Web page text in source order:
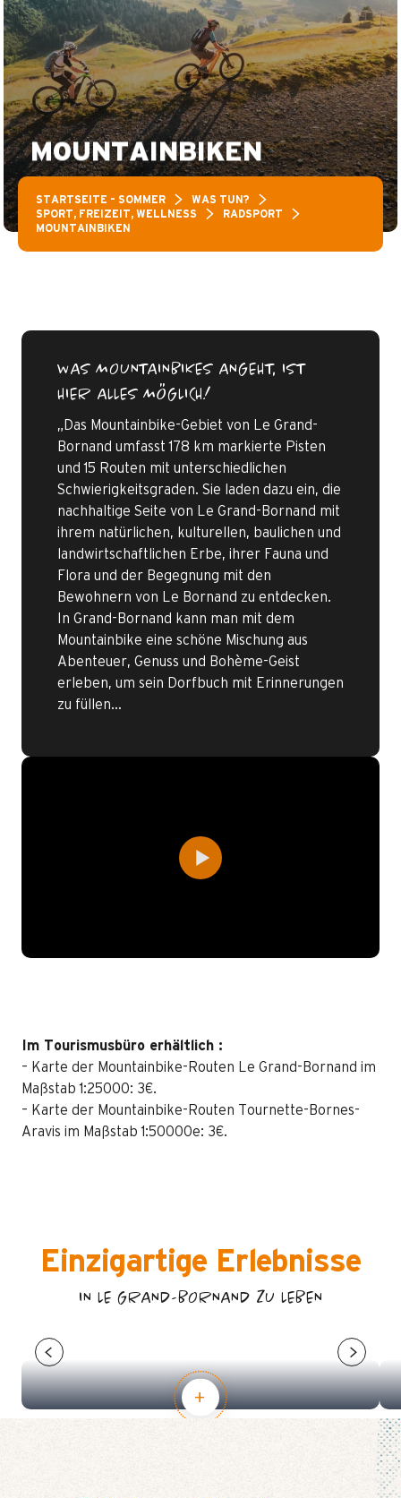
MOUNTAINBIKEN
STARTSEITE – SOMMER
WAS TUN?
SPORT, FREIZEIT, WELLNESS
RADSPORT
MOUNTAINBIKEN
WAS MOUNTAINBIKES ANGEHT, IST
HIER ALLES MÖGLICH!
„Das Mountainbike-Gebiet von Le Grand-
Bornand umfasst 178 km markierte Pisten
und 15 Routen mit unterschiedlichen
Schwierigkeitsgraden. Sie laden dazu ein, die
nachhaltige Seite von Le Grand-Bornand mit
ihrem natürlichen, kulturellen, baulichen und
landwirtschaftlichen Erbe, ihrer Fauna und
Flora und der Begegnung mit den
Bewohnern von Le Bornand zu entdecken.
In Grand-Bornand kann man mit dem
Mountainbike eine schöne Mischung aus
Abenteuer, Genuss und Bohème-Geist
erleben, um sein Dorfbuch mit Erinnerungen
zu füllen…
Im Tourismusbüro erhältlich :
– Karte der Mountainbike-Routen Le Grand-Bornand im
Maßstab 1:25000: 3€.
– Karte der Mountainbike-Routen Tournette-Bornes-
Aravis im Maßstab 1:50000e: 3€.
Einzigartige Erlebnisse
IN LE GRAND-BORNAND ZU LEBEN